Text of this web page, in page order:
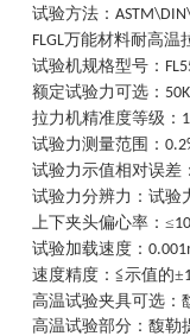
试验方法 ：
FLGL万能材料耐高温
试验机规格型号 ：
额定试验力可选 ：
拉力机精准度等级 ： 1
试验力测量范围 ：
试验力示值相对误差
试验力分辨力 ： 试验
上下夹头偏心率 ： ≤10
试验加载速度 ：
速度精度 ： ≦示值的±
高温试验夹具可选 ：
高温试验部分 ： 馥勒